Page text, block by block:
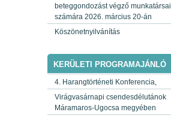
beteggondozást végző munkatársai
számára 2026. március 20-án
Köszönetnyilvánítás
KERÜLETI PROGRAMAJÁNLÓ
4. Harangtörténeti Konferencia,
Virágvasárnapi csendesdélutánok
Máramaros-Ugocsa megyében